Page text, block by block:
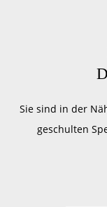
Sie sind in der
geschulten